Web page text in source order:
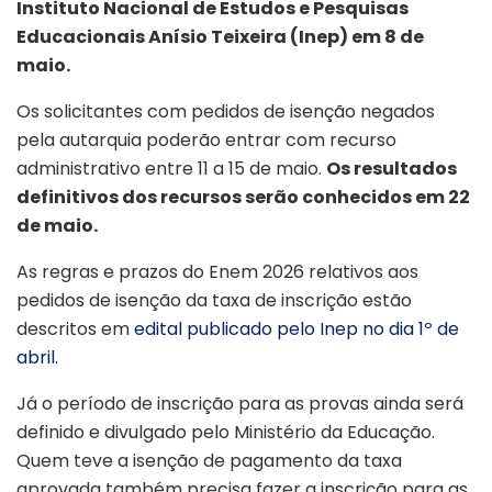
Instituto Nacional de Estudos e Pesquisas
Educacionais Anísio Teixeira (Inep) em 8 de
maio.
Os solicitantes com pedidos de isenção negados
pela autarquia poderão entrar com recurso
administrativo entre 11 a 15 de maio. Os resultados
definitivos dos recursos serão conhecidos em 22
de maio.
As regras e prazos do Enem 2026 relativos aos
pedidos de isenção da taxa de inscrição estão
descritos emedital publicado pelo Inep no dia 1º de
abril.
Já o período de inscrição para as provas ainda será
definido e divulgado pelo Ministério da Educação.
Quem teve a isenção de pagamento da taxa